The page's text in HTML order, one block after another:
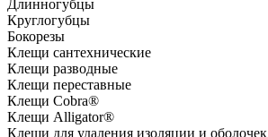
Длинногубцы
Круглогубцы
Бокорезы
Клещи сантехнические
Клещи разводные
Клещи переставные
Клещи Cobra®
Клещи Alligator®
Клещи для удаления изоляции и оболочек